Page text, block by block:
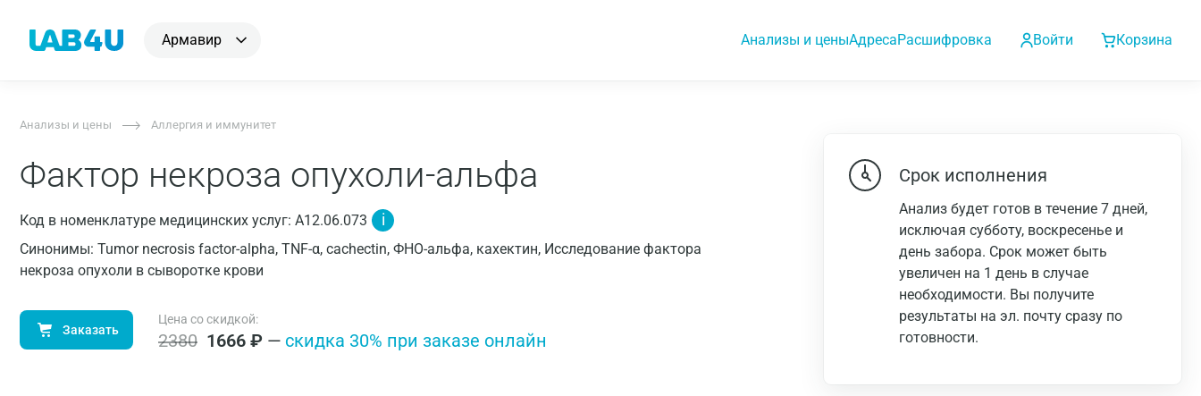
Армавир Анализы и ценыАдресаРасшифровка Войти Корзина
Анализы и цены Аллергия и иммунитет
Фактор некроза опухоли-альфа
Код в номенклатуре медицинских услуг: A12.06.073 i
Синонимы: Tumor necrosis factor-alpha, TNF-α, cachectin, ФНО-альфа, кахектин, Исследование фактора
некроза опухоли в сыворотке крови
Заказать
Цена со скидкой:
2380 1666 ₽ — cкидка 30% при заказе онлайн
Срок исполнения
Анализ будет готов в течение 7 дней,
исключая субботу, воскресенье и
день забора. Срок может быть
увеличен на 1 день в случае
необходимости. Вы получите
результаты на эл. почту сразу по
готовности.